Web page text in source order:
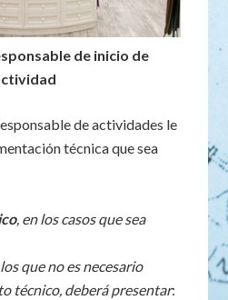
de inicio de
de actividades le
técnica que sea
, en los casos que sea
que no es necesario
técnico, deberá presentar: